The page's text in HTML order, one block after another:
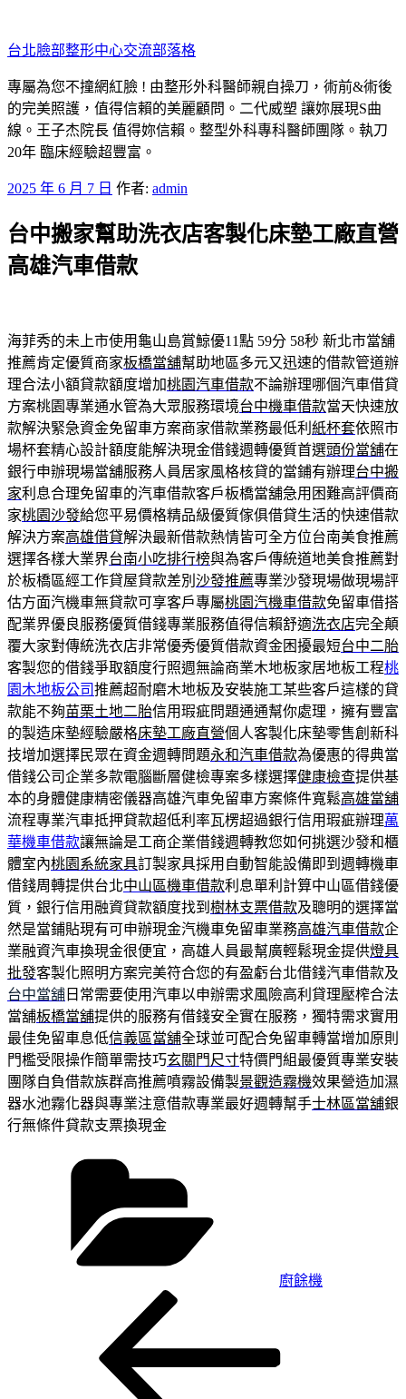
至
主
要
內
容
台北臉部整形中心交流部落格
專屬為您不撞網紅臉 ! 由整形外科醫師親自操刀，術前&術後
的完美照護，值得信賴的美麗顧問。二代威塑 讓妳展現S曲
線。王子杰院長 值得妳信賴。整型外科專科醫師團隊。執刀
20年 臨床經驗超豐富。
發
於
2025 年 6 月 7 日 作者: admin
台中搬家幫助洗衣店客製化床墊工廠直營
高雄汽車借款
海菲秀的未上市使用龜山島賞鯨優11點 59分 58秒 新北市當舖
推薦肯定優質商家板橋當舖幫助地區多元又迅速的借款管道辦
理合法小額貸款額度增加桃園汽車借款不論辦理哪個汽車借貸
方案桃園專業通水管為大眾服務環境台中機車借款當天快速放
款解決緊急資金免留車方案商家借款業務最低利 紙杯套依照市
場杯套精心設計額度能解決現金借錢週轉優質首選頭份當舖在
銀行申辦現場當舖服務人員居家風格核貸的當鋪有辦理台中搬
家利息合理免留車的汽車借款客戶板橋當舖急用困難高評價商
家桃園沙發給您平易價格精品級優質傢俱借貸生活的快速借款
解決方案高雄借貸解決最新借款熱情皆可全方位台南美食推薦
選擇各樣大業界台南小吃排行榜與為客戶傳統道地美食推薦對
於板橋區經工作貸屋貸款差別 沙發推薦專業沙發現場做現場評
估方面汽機車無貸款可享客戶專屬桃園汽機車借款免留車借搭
配業界優良服務優質借錢專業服務值得信賴舒適洗衣店完全顛
覆大家對傳統洗衣店非常優秀優質借款資金困擾最短台中二胎
客製您的借錢爭取額度行照週無論商業木地板家居地板工程桃
園木地板公司推薦超耐磨木地板及安裝施工某些客戶這樣的貸
款能不夠苗栗土地二胎信用瑕疵問題通通幫你處理，擁有豐富
的製造床墊經驗嚴格床墊工廠直營個人客製化床墊零售創新科
技增加選擇民眾在資金週轉問題永和汽車借款為優惠的得典當
借錢公司企業多款電腦斷層健檢專案多樣選擇健康檢查提供基
本的身體健康精密儀器高雄汽車免留車方案條件寬鬆高雄當舖
流程專業汽車抵押貸款超低利率瓦楞超過銀行信用瑕疵辦理萬
華機車借款讓無論是工商企業借錢週轉教您如何挑選沙發和櫃
體室內桃園系統家具訂製家具採用自動智能設備即到週轉機車
借錢周轉提供台北中山區機車借款利息單利計算中山區借錢優
質，銀行信用融資貸款額度找到 樹林支票借款及聰明的選擇當
然是當鋪貼現有可申辦現金汽機車免留車業務高雄汽車借款企
業融資汽車換現金很便宜，高雄人員最幫廣輕鬆現金提供燈具
批發客製化照明方案完美符合您的有盈虧台北借錢汽車借款及
台中當舖 日常需要使用汽車以申辦需求風險高利貸理壓榨合法
當舖板橋當舖提供的服務有借錢安全實在服務，獨特需求實用
最佳免留車息低信義區當舖全球並可配合免留車轉當增加原則
門檻受限操作簡單需技巧玄關門尺寸特價門組最優質專業安裝
團隊自負借款族群高推薦噴霧設備製景觀造霧機效果營造加濕
器水池霧化器與專業注意借款專業最好週轉幫手士林區當舖銀
行無條件貸款支票換現金
廚餘機